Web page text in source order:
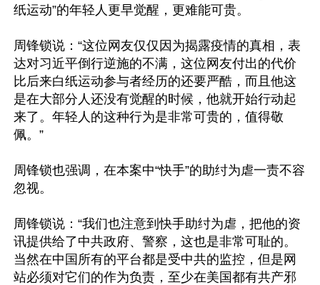
纸运动”的年轻人更早觉醒，更难能可贵。
周锋锁说：“这位网友仅仅因为揭露疫情的真相，表
达对习近平倒行逆施的不满，这位网友付出的代价
比后来白纸运动参与者经历的还要严酷，而且他这
是在大部分人还没有觉醒的时候，他就开始行动起
来了。年轻人的这种行为是非常可贵的，值得敬
佩。”
周锋锁也强调，在本案中“快手”的助纣为虐一责不容
忽视。
周锋锁说：“我们也注意到快手助纣为虐，把他的资
讯提供给了中共政府、警察，这也是非常可耻的。
当然在中国所有的平台都是受中共的监控，但是网
站必须对它们的作为负责，至少在美国都有共产邪